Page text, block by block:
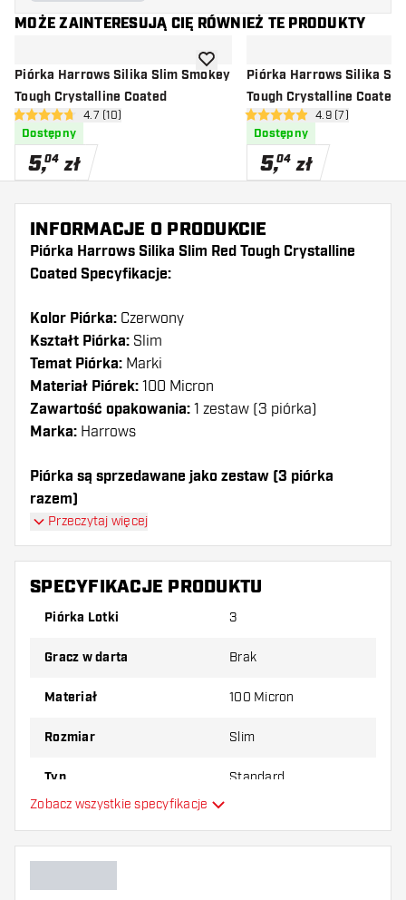
MOŻE ZAINTERESUJĄ CIĘ RÓWNIEŻ TE PRODUKTY
Piórka Harrows Silika Slim Smokey
Tough Crystalline Coated
otwórz panel recenzji
4.7 gwiazdki oceny
4.7 (10)
Dostępny
5,04 zł
dodaj do listy życzeń
Piórka Harrows Silika
Tough Crystalline Coated
otwórz panel
4.9 gwiazdki oceny
4.9 (7)
Dostępny
5,04 zł
INFORMACJE O PRODUKCIE
Piórka Harrows Silika Slim Red Tough Crystalline
Coated Specyfikacje:
Kolor Piórka: Czerwony
Kształt Piórka: Slim
Temat Piórka: Marki
Materiał Piórek: 100 Micron
Zawartość opakowania: 1 zestaw (3 piórka)
Marka: Harrows
Piórka są sprzedawane jako zestaw (3 piórka
razem)
Dartshopper tip!
Upewnij się, że masz pod ręką dużo piórek i
złamane w wyniku użytkowania.
piórek, aby dowiedzieć się, który wariant
Przeczytaj więcej
SPECYFIKACJE PRODUKTU
Piórka Lotki 3
Gracz w darta Brak
Materiał 100 Micron
Rozmiar Slim
Typ Standard
Główny kolor
Zobacz wszystkie specyfikacje